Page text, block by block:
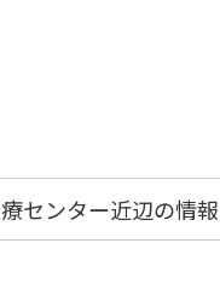
センター近辺の情